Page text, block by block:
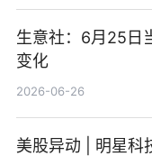
生意社：6月25日
变化
2026-06-26
美股异动 | 明星科